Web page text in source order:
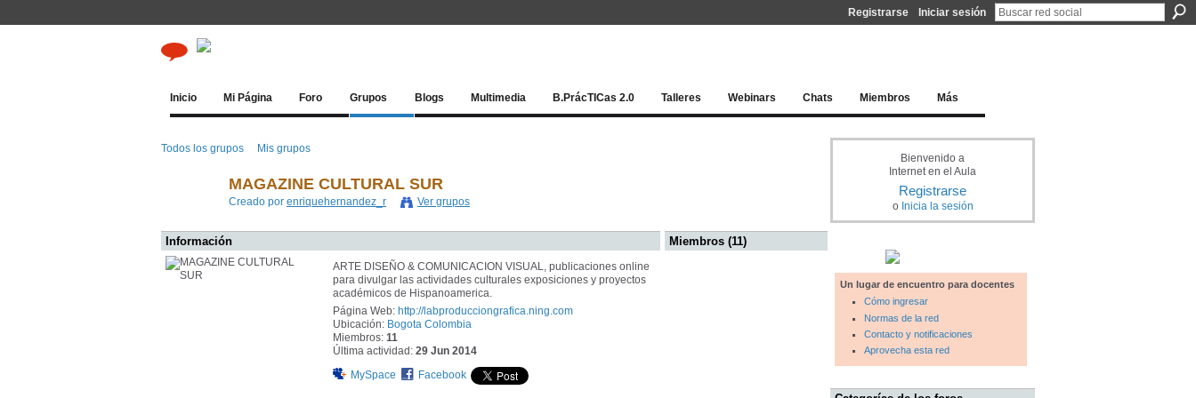
Registrarse Iniciar sesión
Inicio Mi Página Foro Grupos Blogs Multimedia B.PrácTICas 2.0 Talleres Webinars Chats Miembros Más
Todos los grupos Mis grupos
MAGAZINE CULTURAL SUR
Creado por enriquehernandez_r Ver grupos
Información
ARTE DISEÑO & COMUNICACION VISUAL, publicaciones online
para divulgar las actividades culturales exposiciones y proyectos
académicos de Hispanoamerica.
Página Web: http://labproducciongrafica.ning.com
Ubicación: Bogota Colombia
Miembros: 11
Última actividad: 29 Jun 2014
MySpace
Facebook
Miembros (11)
Bienvenido a
Internet en el Aula
Registrarse
o Inicia la sesión
Un lugar de encuentro para docentes
Cómo ingresar
Normas de la red
Contacto y notificaciones
Aprovecha esta red